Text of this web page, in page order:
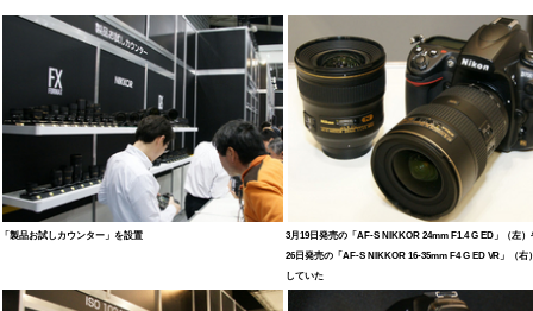
「製品お試しカウンター」を設置
3月19日発売の「AF-S NIKKOR 24mm F1.4 G ED」（左）
26日発売の「AF-S NIKKOR 16-35mm F4 G ED VR」（右
していた